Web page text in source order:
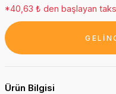
*40,63 ₺ den başlayan
Ürün Bilgisi